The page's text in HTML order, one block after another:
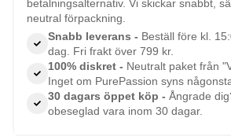
betalningsalternativ. Vi skickar snabbt,
neutral förpackning.
Snabb leverans - Beställ före kl.
dag. Fri frakt över 799 kr.
100% diskret - Neutralt paket från
Inget om PurePassion syns
30 dagars öppet köp - Ångrade
obeseglad vara inom 30 dagar.